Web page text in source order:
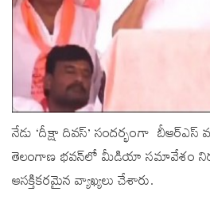
నేడు ‘దీక్షా దివస్’ సందర్భంగా బీఆర్ఎస్‌
తెలంగాణ భవన్‌లో మీడియా సమావేశం
ఆసక్తికరమైన వ్యాఖ్యలు చేశారు.